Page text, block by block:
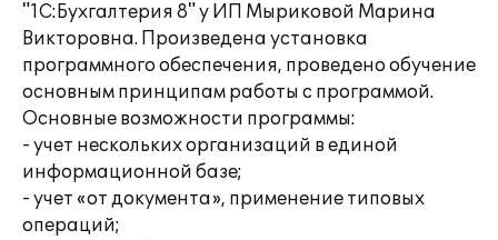
"1С:Бухгалтерия 8" у ИП Мыриковой Марина
Викторовна. Произведена установка
программного обеспечения, проведено обучение
основным принципам работы с программой.
Основные возможности программы:
- учет нескольких организаций в единой
информационной базе;
- учет «от документа», применение типовых
операций;